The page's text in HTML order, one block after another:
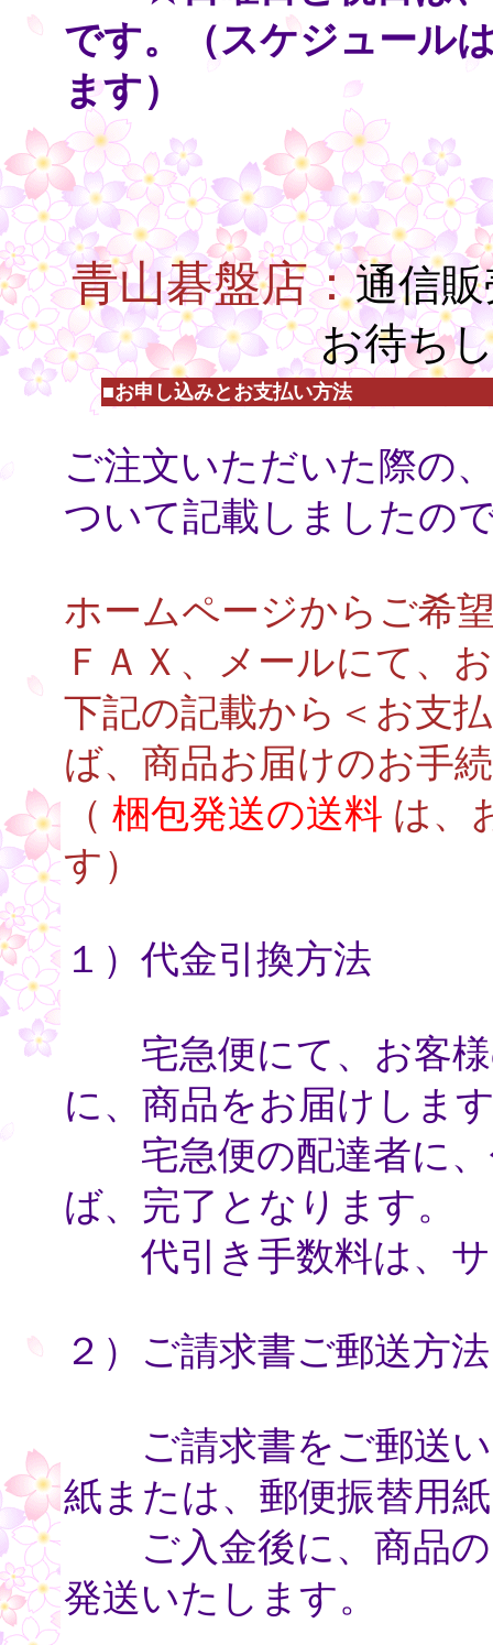
です。（スケジュール
ます）
○
○
○
青山碁盤店：通信
お待ち
■お申し込みとお支払い方法
ご注文いただいた際の
ついて記載しましたの
ホームページからご希
ＦＡＸ、メールにて、
下記の記載から＜お支
ば、商品お届けのお手
（ 梱包発送の送料 は、
す）
１）代金引換方法
宅急便にて、お客様
に、商品をお届けしま
宅急便の配達者に、
ば、完了となります。
代引き手数料は、サ
２）ご請求書ご郵送方法
ご請求書をご郵送い
紙または、郵便振替用
ご入金後に、商品の
発送いたします。